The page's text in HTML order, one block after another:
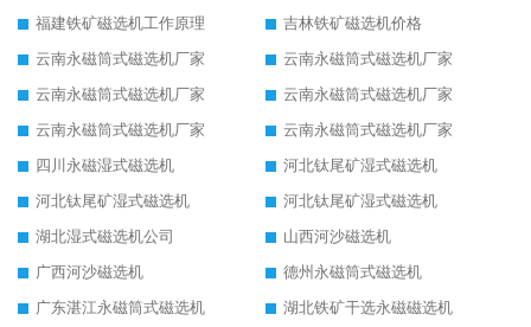
福建铁矿磁选机工作原理
吉林铁矿磁选机价格
云南永磁筒式磁选机厂家
云南永磁筒式磁选机厂家
云南永磁筒式磁选机厂家
云南永磁筒式磁选机厂家
云南永磁筒式磁选机厂家
云南永磁筒式磁选机厂家
四川永磁湿式磁选机
河北钛尾矿湿式磁选机
河北钛尾矿湿式磁选机
河北钛尾矿湿式磁选机
湖北湿式磁选机公司
山西河沙磁选机
广西河沙磁选机
德州永磁筒式磁选机
广东湛江永磁筒式磁选机
湖北铁矿干选永磁磁选机